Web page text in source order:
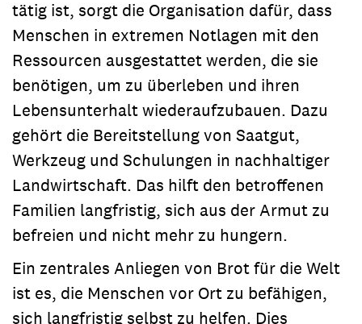
tätig ist, sorgt die Organisation dafür, dass
Menschen in extremen Notlagen mit den
Ressourcen ausgestattet werden, die sie
benötigen, um zu überleben und ihren
Lebensunterhalt wiederaufzubauen. Dazu
gehört die Bereitstellung von Saatgut,
Werkzeug und Schulungen in nachhaltiger
Landwirtschaft. Das hilft den betroffenen
Familien langfristig, sich aus der Armut zu
befreien und nicht mehr zu hungern.
Ein zentrales Anliegen von Brot für die Welt
ist es, die Menschen vor Ort zu befähigen,
sich langfristig selbst zu helfen. Dies